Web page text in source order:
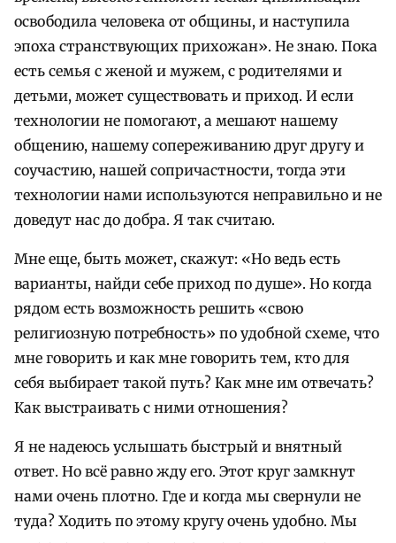
освободила человека от общины, и наступила
эпоха странствующих прихожан». Не знаю. Пока
есть семья с женой и мужем, с родителями и
детьми, может существовать и приход. И если
технологии не помогают, а мешают нашему
общению, нашему сопереживанию друг другу и
соучастию, нашей сопричастности, тогда эти
технологии нами используются неправильно и не
доведут нас до добра. Я так считаю.
Мне еще, быть может, скажут: «Но ведь есть
варианты, найди себе приход по душе». Но когда
рядом есть возможность решить «свою
религиозную потребность» по удобной схеме, что
мне говорить и как мне говорить тем, кто для
себя выбирает такой путь? Как мне им отвечать?
Как выстраивать с ними отношения?
Я не надеюсь услышать быстрый и внятный
ответ. Но всё равно жду его. Этот круг замкнут
нами очень плотно. Где и когда мы свернули не
туда? Ходить по этому кругу очень удобно. Мы